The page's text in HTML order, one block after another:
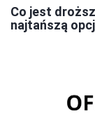
Co jest
najtańszą